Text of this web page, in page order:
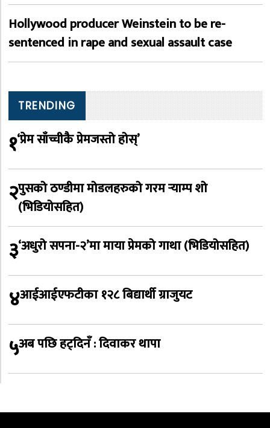
Hollywood producer Weinstein to be re-
sentenced in rape and sexual assault case
TRENDING
१‘प्रेम साँच्चीकै प्रेमजस्तो होस्’
२पुसको ठण्डीमा मोडलहरुको गरम र्‍याम्प शो
(भिडियोसहित)
३‘अधुरो सपना-२’मा माया प्रेमको गाथा (भिडियोसहित)
४आईआईएफटीका १२८ बिद्यार्थी ग्राजुयट
५अब पछि हट्दिनँ : दिवाकर थापा